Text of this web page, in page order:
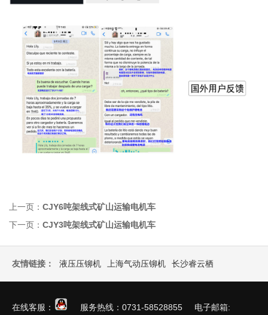
上一页： CJY6吨架线式矿山运输电机车
下一页： CJY3吨架线式矿山运输电机车
友情链接： 液压压铆机 上海气动压铆机 长沙睿云栖
在线客服： 服务热线：0731-58528855 电子邮箱: